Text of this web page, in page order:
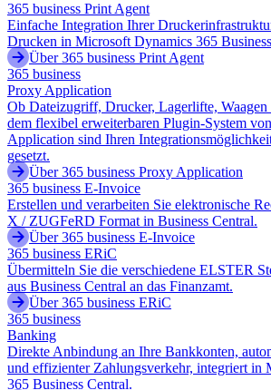
365 business Print Agent
Einfache Integration Ihrer
Drucken in Microsoft Dynamics 365
Über 365 business Print Agent
365 business
Proxy Application
Ob Dateizugriff, Drucker, Lagerlifte, Waagen
dem flexibel erweiterbaren Plugin-System
Application sind Ihren
gesetzt.
Über 365 business Proxy Application
365 business E-Invoice
Erstellen und verarbeiten Sie elektronische
X / ZUGFeRD Format in Business Central.
Über 365 business E-Invoice
365 business ERiC
Übermitteln Sie die verschiedene ELSTER
aus Business Central an das Finanzamt.
Über 365 business ERiC
365 business
Banking
Direkte Anbindung an Ihre Bankkonten,
und effizienter Zahlungsverkehr, integriert in
365 Business Central.